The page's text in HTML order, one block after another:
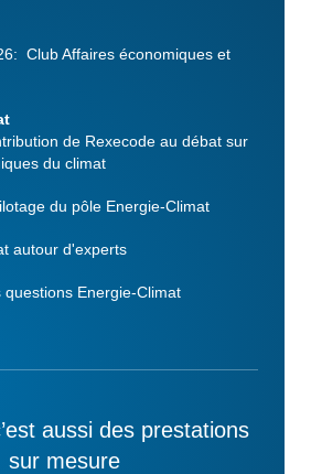
Club Affaires économiques et
de Rexecode au débat sur
du climat
du pôle Energie-Climat
autour d'experts
questions Energie-Climat
aussi des prestations
sur mesure